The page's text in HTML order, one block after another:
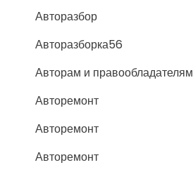
Авторазбор
Авторазборка56
Авторам и правообладателям
Авторемонт
Авторемонт
Авторемонт